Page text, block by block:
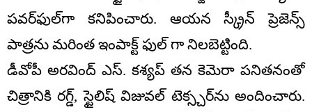
పవర్‌ఫుల్‌గా కనిపించారు. ఆయన స్క్రీన్ ప్రెజెన్స్
పాత్రను మరింత ఇంపాక్ట్ ఫుల్ గా నిలబెట్టింది.
డీవోపీ అరవింద్ ఎస్. కశ్యప్ తన కెమెరా పనితనంతో
చిత్రానికి రగ్డ్, స్టైలిష్ విజువల్ టెక్స్చర్‌ను అందించారు.